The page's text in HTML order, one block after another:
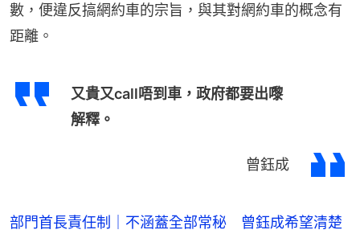
數，便違反搞網約車的宗旨，與其對網約車的概念有
距離。
又貴又call唔到車，政府都要出嚟
解釋。
曾鈺成
部門首長責任制｜不涵蓋全部常秘 曾鈺成希望清楚